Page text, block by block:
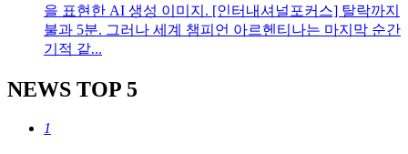
을 표현한 AI 생성 이미지. [인터내셔널포커스] 탈락까지
불과 5분. 그러나 세계 챔피언 아르헨티나는 마지막 순간
기적 같...
NEWS TOP 5
1